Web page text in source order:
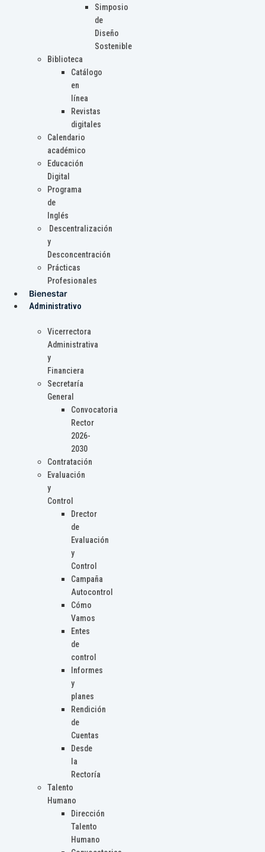
Simposio
de
Diseño
Sostenible
Biblioteca
Catálogo
en
línea
Revistas
digitales
Calendario
académico
Educación
Digital
Programa
de
Inglés
Descentralización
y
Desconcentración
Prácticas
Profesionales
Bienestar
Administrativo
Vicerrectora
Administrativa
y
Financiera
Secretaría
General
Convocatoria
Rector
2026-
2030
Contratación
Evaluación
y
Control
Drector
de
Evaluación
y
Control
Campaña
Autocontrol
Cómo
Vamos
Entes
de
control
Informes
y
planes
Rendición
de
Cuentas
Desde
la
Rectoría
Talento
Humano
Dirección
Talento
Humano